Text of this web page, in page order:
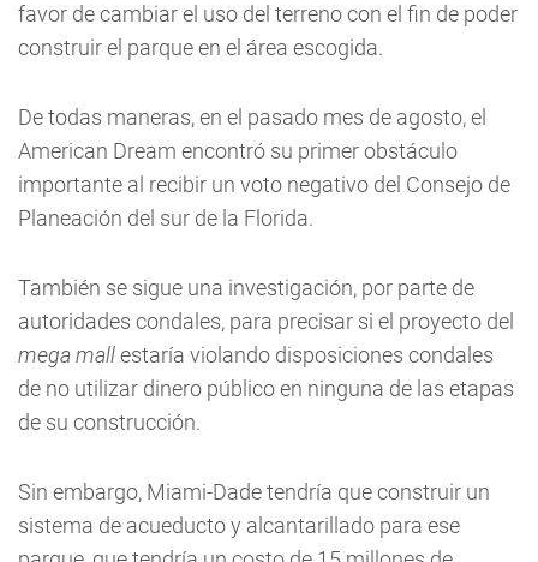
favor de cambiar el uso del terreno con el fin de poder
construir el parque en el área escogida.
De todas maneras, en el pasado mes de agosto, el
American Dream encontró su primer obstáculo
importante al recibir un voto negativo del Consejo de
Planeación del sur de la Florida.
También se sigue una investigación, por parte de
autoridades condales, para precisar si el proyecto del
mega mallestaría violando disposiciones condales
de no utilizar dinero público en ninguna de las etapas
de su construcción.
Sin embargo, Miami-Dade tendría que construir un
sistema de acueducto y alcantarillado para ese